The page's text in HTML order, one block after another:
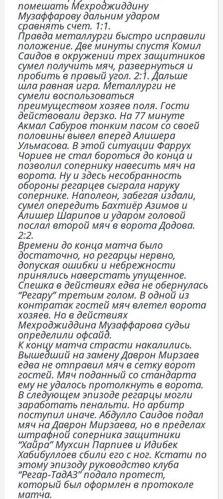
помешать Мехроджиддину
Музаффарову дальним ударом
сравнять счет. 1:1.
Правда металлурги быстро исправили
положение. Две минуты спустя Комил
Саидов в окружении трех защитников
сумел получить мяч, развернуться и
пробить в правый угол. 2:1. Дальше
шла равная игра. Металлурги не
сумели воспользоваться
преимуществом хозяев поля. Гости
действовали дерзко. На 77 минуте
Акмал Сабуров тонким пасом со своей
половины вывел вперед Алишера
Ульмасова. В этой ситуации Фаррух
Чориев не стал бороться до конца и
позволил сопернику навесить мяч на
ворота. Ну и здесь несобранность
обороны регарцев сыграла наруку
сопернике. Наполеон, забегая издали,
сумел опередить Бахтиёр Азимов и
Алишер Шарипов и ударом головой
послал второй мяч в ворота Додова.
2:2.
Времени до конца матча было
достаточно, но регарцы нервно,
допуская ошибки и небрежности
принялись наверстать упущенное.
Спешка в действиях едва не обернулась
“Регару” третьим голом. В одной из
контратак гостей мяч влетел ворота
хозяев. Но в действиях
Мехроджиддина Музаффарова судьи
определили офсайд.
К концу матча страсти накалились.
Вышедший на замену Даврон Мирзаев
едва не отправил мяч в сетку ворот
гостей. Мяч поданный со стандарта
ему не удалось протолкнуть в ворота.
В следующем эпизоде регарцы могли
заработать пенальти. Но арбитр
поступил иначе. Абдулло Саидов подал
мяч на Даврон Мирзаева, но в пределах
штрафной соперника защитники
“Хайра” Мухсин Парпиев и Идибек
Хабибуллоев сбили его с ног. Кстати по
этому эпизоду руководство клуба
“Регар-ТадАЗ” подало протест,
который был оформлен в протоколе
матча.